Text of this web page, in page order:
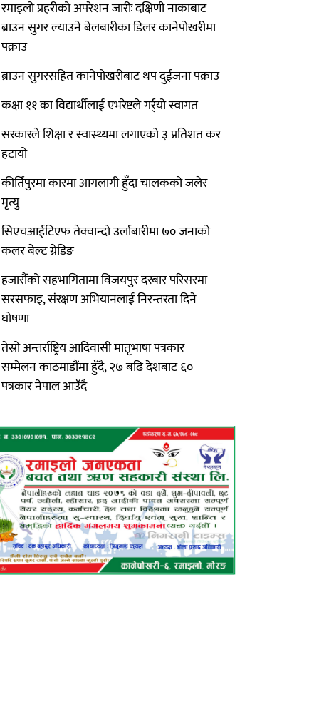
रमाइलो प्रहरीको अपरेशन जारीः दक्षिणी नाकाबाट
ब्राउन सुगर ल्याउने बेलबारीका डिलर कानेपोखरीमा
पक्राउ
ब्राउन सुगरसहित कानेपोखरीबाट थप दुईजना पक्राउ
कक्षा ११ का विद्यार्थीलाई एभरेष्टले गर्र्यो स्वागत
सरकारले शिक्षा र स्वास्थ्यमा लगाएको ३ प्रतिशत कर
हटायो
कीर्तिपुरमा कारमा आगलागी हुँदा चालकको जलेर
मृत्यु
सिएचआईटिएफ तेक्वान्दो उर्लाबारीमा ७० जनाको
कलर बेल्ट ग्रेडिङ
हजारौंको सहभागितामा विजयपुर दरबार परिसरमा
सरसफाइ, संरक्षण अभियानलाई निरन्तरता दिने
घोषणा
तेस्रो अन्तर्राष्ट्रिय आदिवासी मातृभाषा पत्रकार
सम्मेलन काठमाडौंमा हुँदै, २७ बढि देशबाट ६०
पत्रकार नेपाल आउँदै